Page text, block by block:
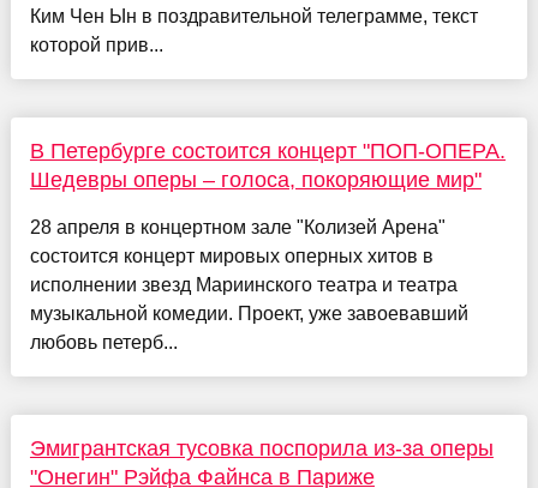
Ким Чен Ын в поздравительной телеграмме, текст
которой прив...
В Петербурге состоится концерт "ПОП-ОПЕРА.
Шедевры оперы – голоса, покоряющие мир"
28 апреля в концертном зале "Колизей Арена"
состоится концерт мировых оперных хитов в
исполнении звезд Мариинского театра и театра
музыкальной комедии. Проект, уже завоевавший
любовь петерб...
Эмигрантская тусовка поспорила из-за оперы
"Онегин" Рэйфа Файнса в Париже